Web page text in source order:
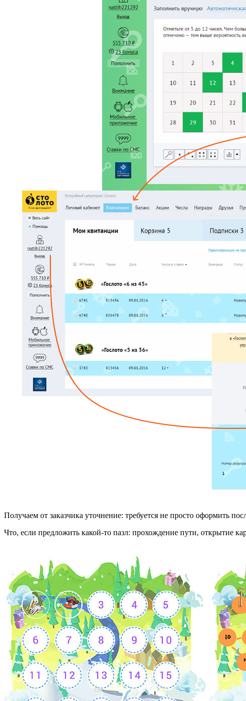
Получаем от заказчика уточнение: требуется не просто оформить
Что, если предложить какой-то пазл: прохождение пути, открытие